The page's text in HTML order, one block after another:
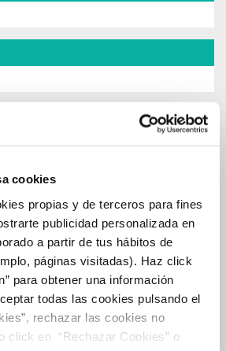
cookies
propias y de terceros para fines
publicidad personalizada en
a partir de tus hábitos de
páginas visitadas). Haz click
para obtener una información
todas las cookies pulsando el
rechazar las cookies no
click en “Rechazar Cookies” o
the privacy policy